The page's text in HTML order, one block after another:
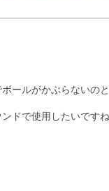
ールがかぶらないの
ドで使用したいです